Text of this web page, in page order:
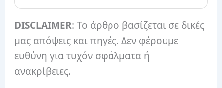
DISCLAIMER: Το άρθρο βασίζεται σε δικές
μας απόψεις και πηγές. Δεν φέρουμε
ευθύνη για τυχόν σφάλματα ή
ανακρίβειες.